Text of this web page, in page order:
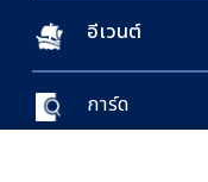
อีเวนต์
การ์ด